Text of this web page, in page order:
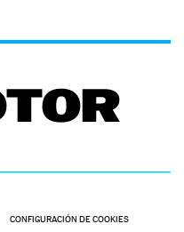
CONFIGURACIÓN DE COOKIES